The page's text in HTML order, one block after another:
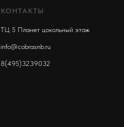
КОНТАКТЫ
ТЦ 5 Планет цокольный этаж
info@cobrasnb.ru
8(495)3239032